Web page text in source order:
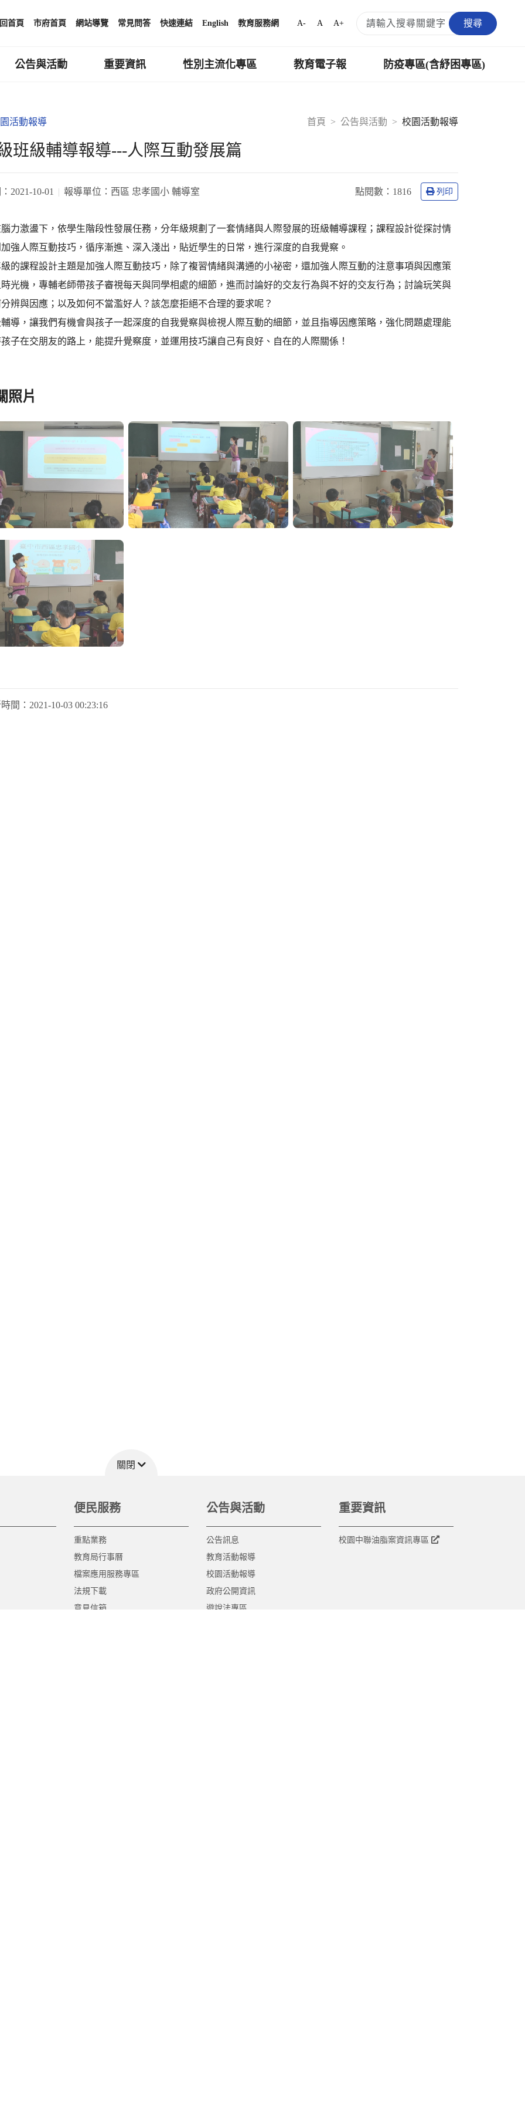
回首頁 市府首頁 網站導覽 常見問答 快速連結 English 教育服務網 A- A A+ 搜尋
公告與活動 重要資訊 性別主流化專區 教育電子報 防疫專區(含紓困專區)
首頁 公告與活動 校園活動報導
活動報導
班級輔導報導---人際互動發展篇
2021-10-01 報導單位： 西區 忠孝國小 輔導室 點閱數： 1816 列印
力激盪下，依學生階段性發展任務，分年級規劃了一套情緒與人際發展的班級輔導課程；課程設計從探討情
強人際互動技巧，循序漸進、深入淺出，貼近學生的日常，進行深度的自我覺察。
課程設計主題是加強人際互動技巧，除了複習情緒與溝通的小祕密，還加強人際互動的注意事項與因應策
光機，專輔老師帶孩子審視每天與同學相處的細節，進而討論好的交友行為與不好的交友行為；討論玩笑與
辨與因應；以及如何不當濫好人？該怎麼拒絕不合理的要求呢？
導，讓我們有機會與孩子一起深度的自我覺察與檢視人際互動的細節，並且指導因應策略，強化問題處理能
子在交朋友的路上，能提升覺察度，並運用技巧讓自己有良好、自在的人際關係！
照片
間： 2021-10-03 00:23:16
關閉
便民服務
重點業務
教育局行事曆
檔案應用服務專區
法規下載
意見信箱
公告與活動
公告訊息
教育活動報導
校園活動報導
政府公開資訊
遊說法專區
重要資訊
校園中聯油脂案資訊專區